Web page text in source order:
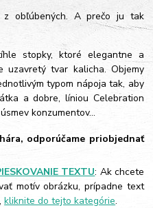
z obľúbených. A prečo ju tak
stopky, ktoré elegantne a
uzavretý tvar kalicha. Objemy
typom nápoja tak, aby
a dobre, líniou Celebration
konzumentov...
odporúčame priobjednať
TEXTU: Ak chcete
motív obrázku, prípadne text
kliknite do tejto kategórie.